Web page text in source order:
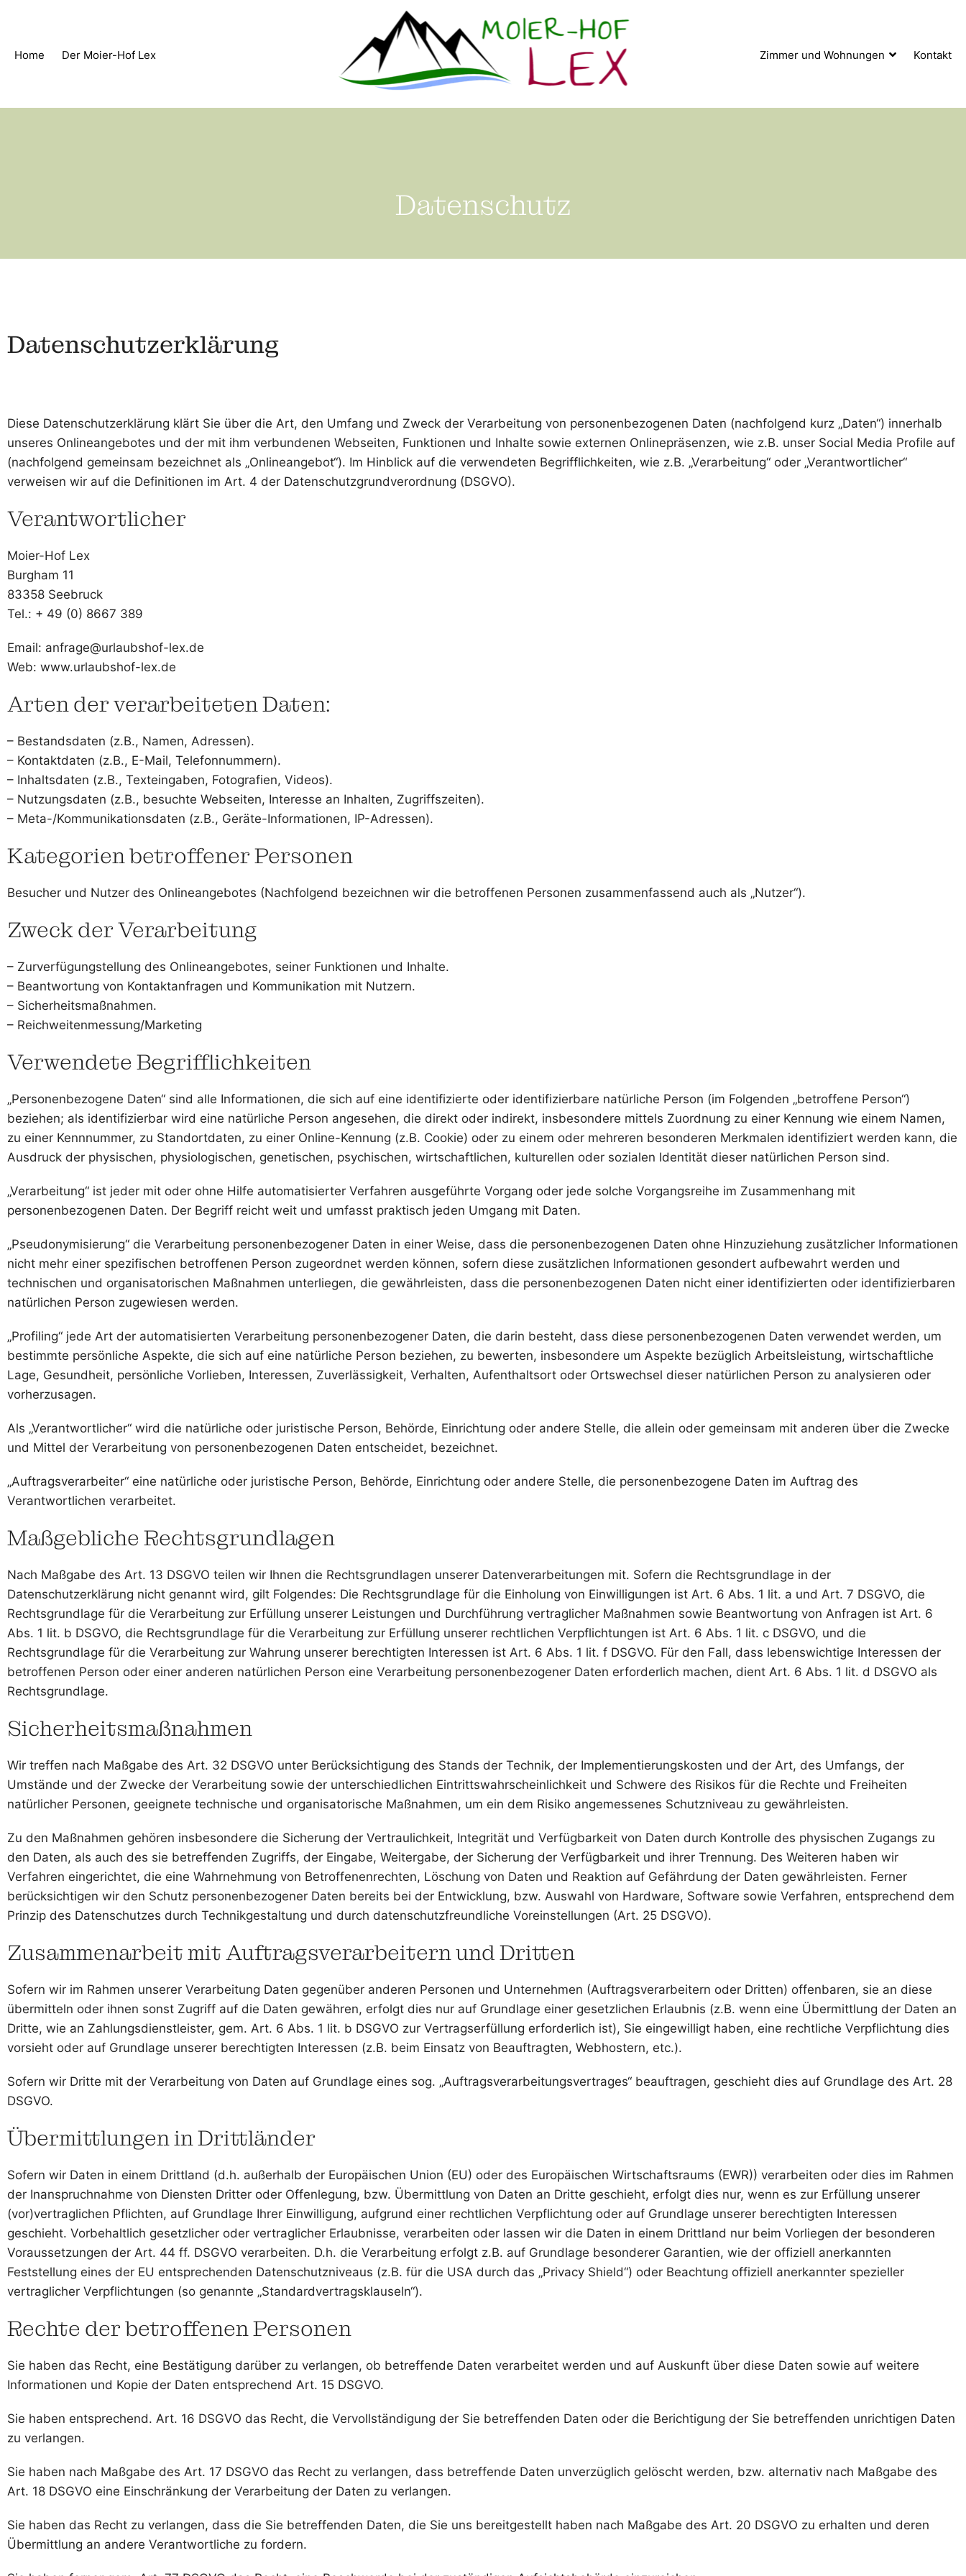
Home Der Moier-Hof Lex Zimmer und Wohnungen Kontakt
Datenschutz
Datenschutzerklärung
Diese Datenschutzerklärung klärt Sie über die Art, den Umfang und Zweck der Verarbeitung von personenbezogenen Daten (nachfolgend kurz „Daten“) innerhalb
unseres Onlineangebotes und der mit ihm verbundenen Webseiten, Funktionen und Inhalte sowie externen Onlinepräsenzen, wie z.B. unser Social Media Profile auf
(nachfolgend gemeinsam bezeichnet als „Onlineangebot“). Im Hinblick auf die verwendeten Begrifflichkeiten, wie z.B. „Verarbeitung“ oder „Verantwortlicher“
verweisen wir auf die Definitionen im Art. 4 der Datenschutzgrundverordnung (DSGVO).
Verantwortlicher
Moier-Hof Lex
Burgham 11
83358 Seebruck
Tel.: + 49 (0) 8667 389
Email: anfrage@urlaubshof-lex.de
Web: www.urlaubshof-lex.de
Arten der verarbeiteten Daten:
– Bestandsdaten (z.B., Namen, Adressen).
– Kontaktdaten (z.B., E-Mail, Telefonnummern).
– Inhaltsdaten (z.B., Texteingaben, Fotografien, Videos).
– Nutzungsdaten (z.B., besuchte Webseiten, Interesse an Inhalten, Zugriffszeiten).
– Meta-/Kommunikationsdaten (z.B., Geräte-Informationen, IP-Adressen).
Kategorien betroffener Personen
Besucher und Nutzer des Onlineangebotes (Nachfolgend bezeichnen wir die betroffenen Personen zusammenfassend auch als „Nutzer“).
Zweck der Verarbeitung
– Zurverfügungstellung des Onlineangebotes, seiner Funktionen und Inhalte.
– Beantwortung von Kontaktanfragen und Kommunikation mit Nutzern.
– Sicherheitsmaßnahmen.
– Reichweitenmessung/Marketing
Verwendete Begrifflichkeiten
„Personenbezogene Daten“ sind alle Informationen, die sich auf eine identifizierte oder identifizierbare natürliche Person (im Folgenden „betroffene Person“)
beziehen; als identifizierbar wird eine natürliche Person angesehen, die direkt oder indirekt, insbesondere mittels Zuordnung zu einer Kennung wie einem Namen,
zu einer Kennnummer, zu Standortdaten, zu einer Online-Kennung (z.B. Cookie) oder zu einem oder mehreren besonderen Merkmalen identifiziert werden kann, die
Ausdruck der physischen, physiologischen, genetischen, psychischen, wirtschaftlichen, kulturellen oder sozialen Identität dieser natürlichen Person sind.
„Verarbeitung“ ist jeder mit oder ohne Hilfe automatisierter Verfahren ausgeführte Vorgang oder jede solche Vorgangsreihe im Zusammenhang mit
personenbezogenen Daten. Der Begriff reicht weit und umfasst praktisch jeden Umgang mit Daten.
„Pseudonymisierung“ die Verarbeitung personenbezogener Daten in einer Weise, dass die personenbezogenen Daten ohne Hinzuziehung zusätzlicher Informationen
nicht mehr einer spezifischen betroffenen Person zugeordnet werden können, sofern diese zusätzlichen Informationen gesondert aufbewahrt werden und
technischen und organisatorischen Maßnahmen unterliegen, die gewährleisten, dass die personenbezogenen Daten nicht einer identifizierten oder identifizierbaren
natürlichen Person zugewiesen werden.
„Profiling“ jede Art der automatisierten Verarbeitung personenbezogener Daten, die darin besteht, dass diese personenbezogenen Daten verwendet werden, um
bestimmte persönliche Aspekte, die sich auf eine natürliche Person beziehen, zu bewerten, insbesondere um Aspekte bezüglich Arbeitsleistung, wirtschaftliche
Lage, Gesundheit, persönliche Vorlieben, Interessen, Zuverlässigkeit, Verhalten, Aufenthaltsort oder Ortswechsel dieser natürlichen Person zu analysieren oder
vorherzusagen.
Als „Verantwortlicher“ wird die natürliche oder juristische Person, Behörde, Einrichtung oder andere Stelle, die allein oder gemeinsam mit anderen über die Zwecke
und Mittel der Verarbeitung von personenbezogenen Daten entscheidet, bezeichnet.
„Auftragsverarbeiter“ eine natürliche oder juristische Person, Behörde, Einrichtung oder andere Stelle, die personenbezogene Daten im Auftrag des
Verantwortlichen verarbeitet.
Maßgebliche Rechtsgrundlagen
Nach Maßgabe des Art. 13 DSGVO teilen wir Ihnen die Rechtsgrundlagen unserer Datenverarbeitungen mit. Sofern die Rechtsgrundlage in der
Datenschutzerklärung nicht genannt wird, gilt Folgendes: Die Rechtsgrundlage für die Einholung von Einwilligungen ist Art. 6 Abs. 1 lit. a und Art. 7 DSGVO, die
Rechtsgrundlage für die Verarbeitung zur Erfüllung unserer Leistungen und Durchführung vertraglicher Maßnahmen sowie Beantwortung von Anfragen ist Art. 6
Abs. 1 lit. b DSGVO, die Rechtsgrundlage für die Verarbeitung zur Erfüllung unserer rechtlichen Verpflichtungen ist Art. 6 Abs. 1 lit. c DSGVO, und die
Rechtsgrundlage für die Verarbeitung zur Wahrung unserer berechtigten Interessen ist Art. 6 Abs. 1 lit. f DSGVO. Für den Fall, dass lebenswichtige Interessen der
betroffenen Person oder einer anderen natürlichen Person eine Verarbeitung personenbezogener Daten erforderlich machen, dient Art. 6 Abs. 1 lit. d DSGVO als
Rechtsgrundlage.
Sicherheitsmaßnahmen
Wir treffen nach Maßgabe des Art. 32 DSGVO unter Berücksichtigung des Stands der Technik, der Implementierungskosten und der Art, des Umfangs, der
Umstände und der Zwecke der Verarbeitung sowie der unterschiedlichen Eintrittswahrscheinlichkeit und Schwere des Risikos für die Rechte und Freiheiten
natürlicher Personen, geeignete technische und organisatorische Maßnahmen, um ein dem Risiko angemessenes Schutzniveau zu gewährleisten.
Zu den Maßnahmen gehören insbesondere die Sicherung der Vertraulichkeit, Integrität und Verfügbarkeit von Daten durch Kontrolle des physischen Zugangs zu
den Daten, als auch des sie betreffenden Zugriffs, der Eingabe, Weitergabe, der Sicherung der Verfügbarkeit und ihrer Trennung. Des Weiteren haben wir
Verfahren eingerichtet, die eine Wahrnehmung von Betroffenenrechten, Löschung von Daten und Reaktion auf Gefährdung der Daten gewährleisten. Ferner
berücksichtigen wir den Schutz personenbezogener Daten bereits bei der Entwicklung, bzw. Auswahl von Hardware, Software sowie Verfahren, entsprechend dem
Prinzip des Datenschutzes durch Technikgestaltung und durch datenschutzfreundliche Voreinstellungen (Art. 25 DSGVO).
Zusammenarbeit mit Auftragsverarbeitern und Dritten
Sofern wir im Rahmen unserer Verarbeitung Daten gegenüber anderen Personen und Unternehmen (Auftragsverarbeitern oder Dritten) offenbaren, sie an diese
übermitteln oder ihnen sonst Zugriff auf die Daten gewähren, erfolgt dies nur auf Grundlage einer gesetzlichen Erlaubnis (z.B. wenn eine Übermittlung der Daten an
Dritte, wie an Zahlungsdienstleister, gem. Art. 6 Abs. 1 lit. b DSGVO zur Vertragserfüllung erforderlich ist), Sie eingewilligt haben, eine rechtliche Verpflichtung dies
vorsieht oder auf Grundlage unserer berechtigten Interessen (z.B. beim Einsatz von Beauftragten, Webhostern, etc.).
Sofern wir Dritte mit der Verarbeitung von Daten auf Grundlage eines sog. „Auftragsverarbeitungsvertrages“ beauftragen, geschieht dies auf Grundlage des Art. 28
DSGVO.
Übermittlungen in Drittländer
Sofern wir Daten in einem Drittland (d.h. außerhalb der Europäischen Union (EU) oder des Europäischen Wirtschaftsraums (EWR)) verarbeiten oder dies im Rahmen
der Inanspruchnahme von Diensten Dritter oder Offenlegung, bzw. Übermittlung von Daten an Dritte geschieht, erfolgt dies nur, wenn es zur Erfüllung unserer
(vor)vertraglichen Pflichten, auf Grundlage Ihrer Einwilligung, aufgrund einer rechtlichen Verpflichtung oder auf Grundlage unserer berechtigten Interessen
geschieht. Vorbehaltlich gesetzlicher oder vertraglicher Erlaubnisse, verarbeiten oder lassen wir die Daten in einem Drittland nur beim Vorliegen der besonderen
Voraussetzungen der Art. 44 ff. DSGVO verarbeiten. D.h. die Verarbeitung erfolgt z.B. auf Grundlage besonderer Garantien, wie der offiziell anerkannten
Feststellung eines der EU entsprechenden Datenschutzniveaus (z.B. für die USA durch das „Privacy Shield“) oder Beachtung offiziell anerkannter spezieller
vertraglicher Verpflichtungen (so genannte „Standardvertragsklauseln“).
Rechte der betroffenen Personen
Sie haben das Recht, eine Bestätigung darüber zu verlangen, ob betreffende Daten verarbeitet werden und auf Auskunft über diese Daten sowie auf weitere
Informationen und Kopie der Daten entsprechend Art. 15 DSGVO.
Sie haben entsprechend. Art. 16 DSGVO das Recht, die Vervollständigung der Sie betreffenden Daten oder die Berichtigung der Sie betreffenden unrichtigen Daten
zu verlangen.
Sie haben nach Maßgabe des Art. 17 DSGVO das Recht zu verlangen, dass betreffende Daten unverzüglich gelöscht werden, bzw. alternativ nach Maßgabe des
Art. 18 DSGVO eine Einschränkung der Verarbeitung der Daten zu verlangen.
Sie haben das Recht zu verlangen, dass die Sie betreffenden Daten, die Sie uns bereitgestellt haben nach Maßgabe des Art. 20 DSGVO zu erhalten und deren
Übermittlung an andere Verantwortliche zu fordern.